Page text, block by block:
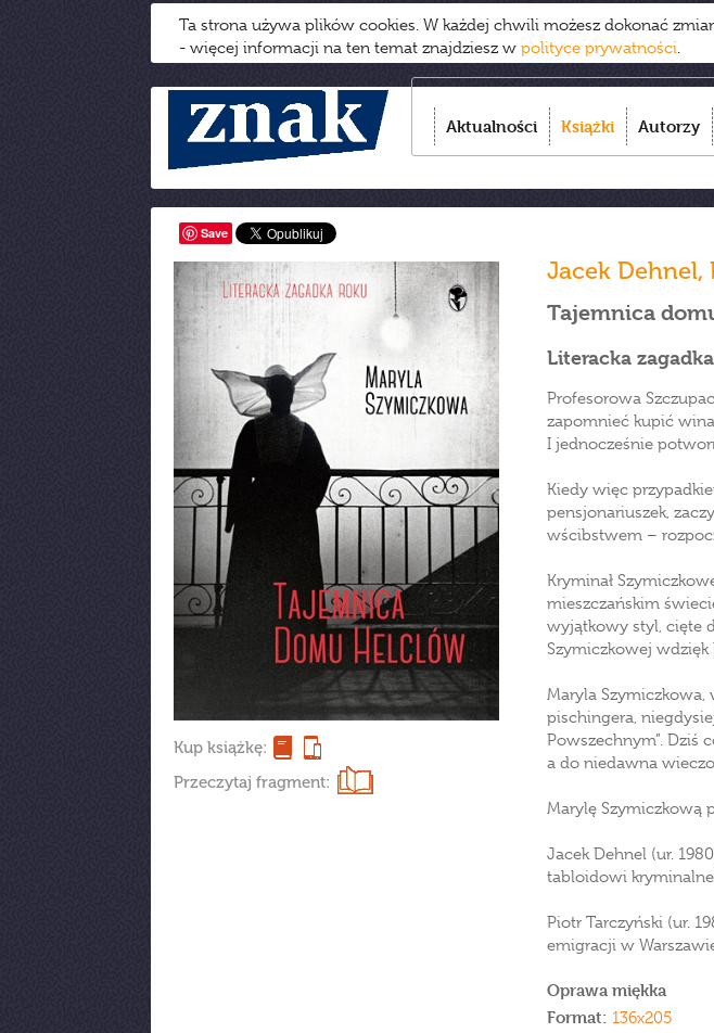
Ta strona używa plików cookies. W każdej chwili możesz dokonać
- więcej informacji na ten temat znajdziesz w polityce prywatności.
Aktualności Książki Autorzy
Save
Kup książkę:
Przeczytaj fragment:
Jacek Dehnel,
Tajemnica
Literacka
Profesorowa
zapomnieć kupić
I jednocześnie
Kiedy więc
pensjonariuszek,
wścibstwem –
Kryminał
mieszczańskim
wyjątkowy styl, cięte
Szymiczkowej wdzięk
Maryla Szymiczkowa,
pischingera,
Powszechnym”. Dziś
a do niedawna
Marylę Szymiczkową
Jacek Dehnel (ur.
tabloidowi
Piotr Tarczyński (ur.
emigracji w
Oprawa miękka
Format: 136x205